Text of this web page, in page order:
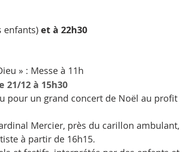
enfants) et à 22h30
» : Messe à 11h
21/12 à 15h30
pour un grand concert de Noël au profit
Mercier, près du carillon ambulant,
à partir de 16h15.